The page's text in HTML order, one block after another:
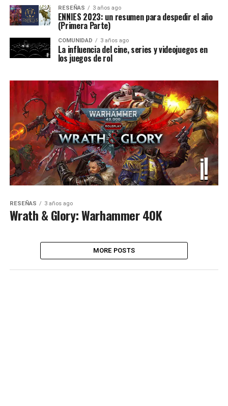
RESEÑAS 3 años ago
ENNIES 2023: un resumen para despedir el año
(Primera Parte)
COMUNIDAD 3 años ago
La influencia del cine, series y videojuegos en
los juegos de rol
RESEÑAS 3 años ago
Wrath & Glory: Warhammer 40K
MORE POSTS